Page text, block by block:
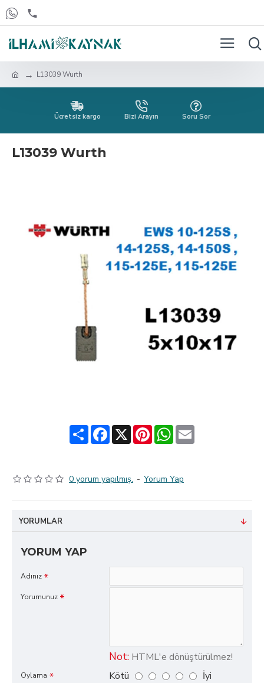
L13039 Wurth
Ücretsiz kargo Bizi Arayın Soru Sor
L13039 Wurth
ShareFacebook
X PinterestWhatsApp
Email
0 yorum yapılmış. - Yorum Yap
YORUMLAR
YORUM YAP
Adınız
Yorumunuz
Not: HTML'e dönüştürülmez!
Oylama Kötü İyi